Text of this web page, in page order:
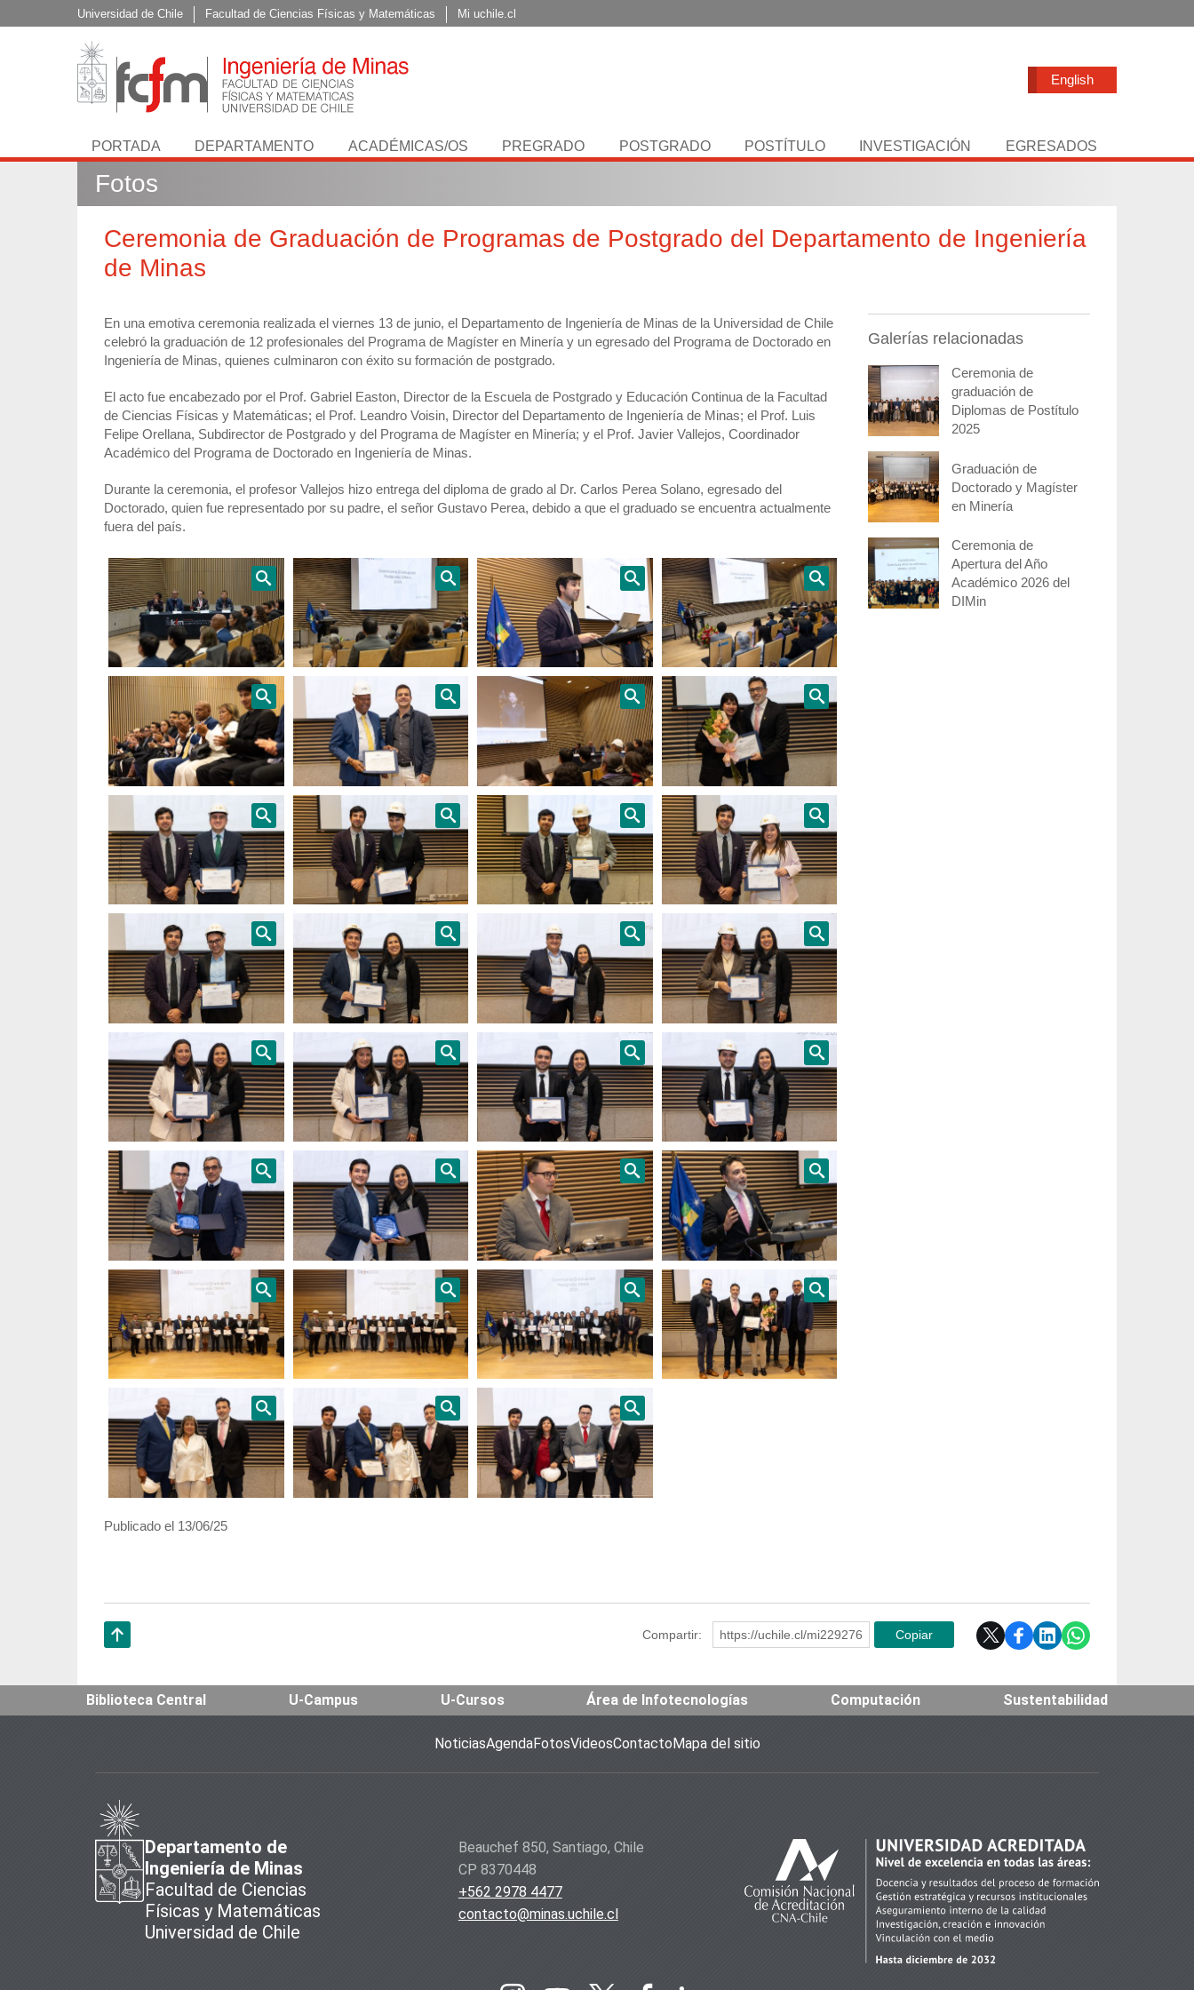
Universidad de Chile Facultad de Ciencias Físicas y Matemáticas Mi uchile.cl
English
PORTADA DEPARTAMENTO ACADÉMICAS/OS PREGRADO POSTGRADO POSTÍTULO INVESTIGACIÓN EGRESADOS
Fotos
Ceremonia de Graduación de Programas de Postgrado del Departamento de Ingeniería
de Minas
Galerías relacionadas
Ceremonia de
graduación de
Diplomas de Postítulo
2025
Graduación de
Doctorado y Magíster
en Minería
Ceremonia de
Apertura del Año
Académico 2026 del
DIMin
En una emotiva ceremonia realizada el viernes 13 de junio, el Departamento de Ingeniería de Minas de la Universidad de Chile
celebró la graduación de 12 profesionales del Programa de Magíster en Minería y un egresado del Programa de Doctorado en
Ingeniería de Minas, quienes culminaron con éxito su formación de postgrado.
El acto fue encabezado por el Prof. Gabriel Easton, Director de la Escuela de Postgrado y Educación Continua de la Facultad
de Ciencias Físicas y Matemáticas; el Prof. Leandro Voisin, Director del Departamento de Ingeniería de Minas; el Prof. Luis
Felipe Orellana, Subdirector de Postgrado y del Programa de Magíster en Minería; y el Prof. Javier Vallejos, Coordinador
Académico del Programa de Doctorado en Ingeniería de Minas.
Durante la ceremonia, el profesor Vallejos hizo entrega del diploma de grado al Dr. Carlos Perea Solano, egresado del
Doctorado, quien fue representado por su padre, el señor Gustavo Perea, debido a que el graduado se encuentra actualmente
fuera del país.
Publicado el 13/06/25
Compartir: https://uchile.cl/mi229276 Copiar
Biblioteca Central U-Campus U-Cursos Área de Infotecnologías Computación Sustentabilidad
NoticiasAgendaFotosVideosContactoMapa del sitio
Departamento de
Ingeniería de Minas
Facultad de Ciencias
Físicas y Matemáticas
Universidad de Chile
Beauchef 850, Santiago, Chile
CP 8370448
+562 2978 4477
contacto@minas.uchile.cl